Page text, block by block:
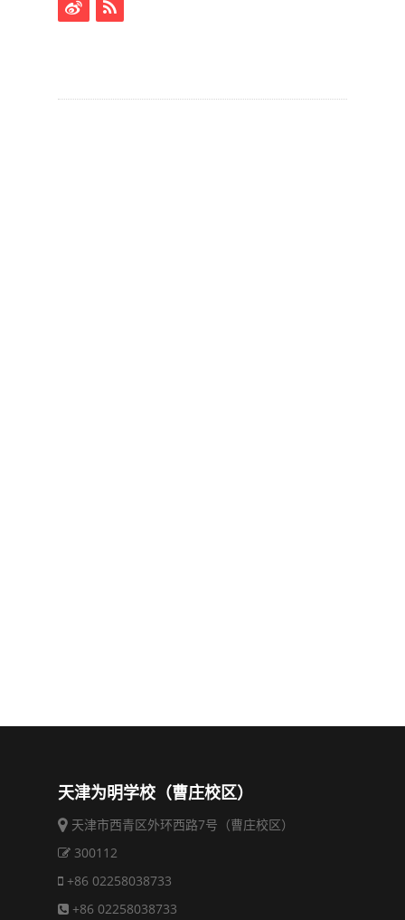
天津为明学校（曹庄校区）
天津市西青区外环西路7号（曹庄校区）
300112
+86 02258038733
+86 02258038733